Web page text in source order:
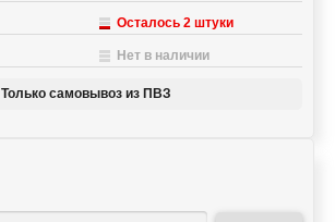
Осталось 2 штуки
Нет в наличии
Только самовывоз из ПВЗ